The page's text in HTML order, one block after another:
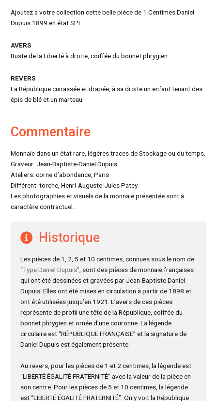
Ajoutez à votre collection cette belle pièce de 1 Centimes Daniel
Dupuis 1899 en état SPL.
AVERS
Buste de la Liberté à droite, coiffée du bonnet phrygien.
REVERS
La République cuirassée et drapée, à sa droite un enfant tenant des
épis de blé et un marteau.
Commentaire
Monnaie dans un état rare, légères traces de Stockage ou du temps.
Graveur: Jean-Baptiste-Daniel Dupuis .
Ateliers: corne d’abondance, Paris
Différent: torche, Henri-Auguste-Jules Patey
Les photographies et visuels de la monnaie présentée sont à
caractère contractuel.
Historique
Les pièces de 1, 2, 5 et 10 centimes, connues sous le nom de
“Type Daniel Dupuis” , sont des pièces de monnaie françaises
qui ont été dessinées et gravées par Jean-Baptiste Daniel
Dupuis. Elles ont été mises en circulation à partir de 1898 et
ont été utilisées jusqu’en 1921. L’avers de ces pièces
représente de profil une tête de la République, coiffée du
bonnet phrygien et ornée d’une couronne. La légende
circulaire est “RÉPUBLIQUE FRANÇAISE” et la signature de
Daniel Dupuis est également présente.
Au revers, pour les pièces de 1 et 2 centimes, la légende est
“LIBERTÉ ÉGALITÉ FRATERNITÉ” avec la valeur de la pièce en
son centre. Pour les pièces de 5 et 10 centimes, la légende
est “LIBERTÉ ÉGALITÉ FRATERNITÉ”. On y voit la République